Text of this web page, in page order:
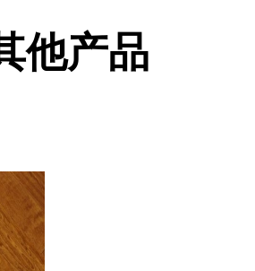
他产品